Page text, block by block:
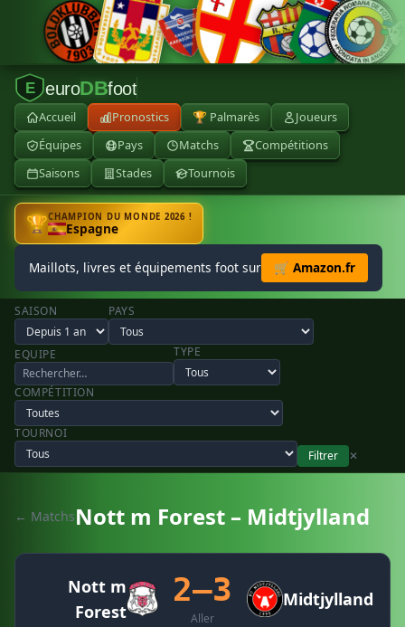
E euroDBfoot
Accueil Pronostics 🏆 Palmarès
Joueurs
Équipes
Pays Matchs
Compétitions
Saisons
Stades Tournois
🏆CHAMPION DU MONDE 2026 !
Espagne
Maillots, livres et équipements foot sur 🛒 Amazon.fr
SAISON PAYS
EQUIPE TYPE
COMPÉTITION
TOURNOI
Filtrer
✕
← MatchsNott m Forest – Midtjylland
Nott m
Forest
2–3
Aller
Midtjylland